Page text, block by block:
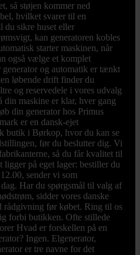
så støjen kommer ned
hvilket svarer til en
du sikre huset eller
kan generatoren kobles
starter maskinen, når
også vælge et komplet
og automatik er tænkt
løbende drift finder du
og reservedele i vores udvalg
din maskine er klar, hver gang
din generator hos Primus
er en dansk-ejet
butik i Børkop, hvor du kan se
før du beslutter dig. Vi
så du får kvalitet til
ligger på eget lager: bestiller du
sender vi som
Har du spørgsmål til valg af
sidder vores danske
rådgivning før købet. Ring til os
forbi butikken. Ofte stillede
Hvad er forskellen på en
Ingen. Elgenerator,
er tre navne for det